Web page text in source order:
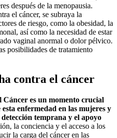
después de la menopausia.
el cáncer, se subraya la
de riesgo, como la obesidad, la
así como la necesidad de estar
vaginal anormal o dolor pélvico.
posibilidades de tratamiento
contra el cáncer
es un momento crucial
enfermedad en las mujeres y
temprana y el apoyo
la conciencia y el acceso a los
la carga del cáncer en las